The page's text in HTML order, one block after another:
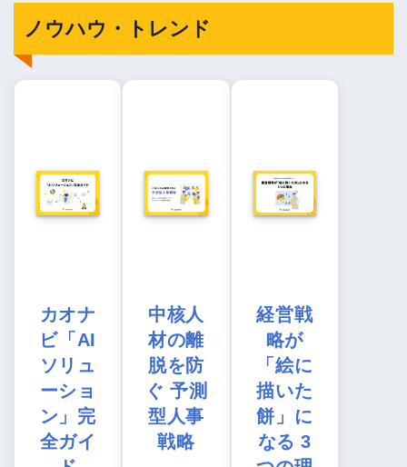
ノウハウ・トレンド
カオナ
ビ「AI
ソリュ
ーショ
ン」完
全ガイ
中核人
材の離
脱を防
ぐ 予測
型人事
戦略
経営戦
略が
「絵に
描いた
餅」に
なる 3